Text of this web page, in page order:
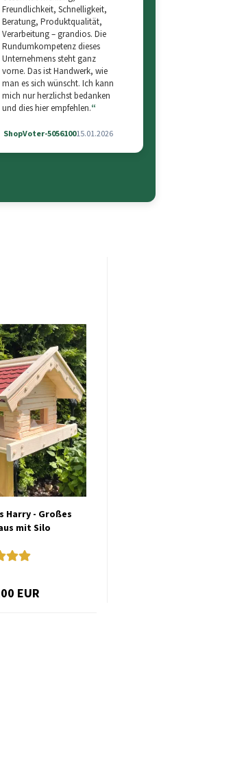
Freundlichkeit, Schnelligkeit,
Beratung, Produktqualität,
Verarbeitung – grandios. Die
Rundumkompetenz dieses
Unternehmens steht ganz
vorne. Das ist Handwerk, wie
man es sich wünscht. Ich kann
mich nur herzlichst bedanken
und dies hier empfehlen.
ShopVoter-505610015.01.2026
- Großes
mit Silo
EUR